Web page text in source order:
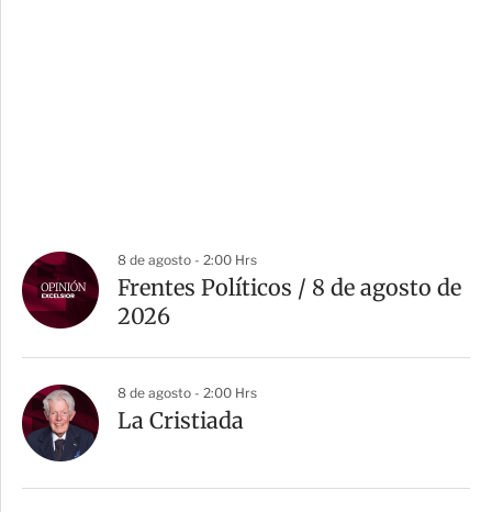
8 de agosto - 2:00 Hrs
Frentes Políticos / 8 de agosto de
2026
8 de agosto - 2:00 Hrs
La Cristiada